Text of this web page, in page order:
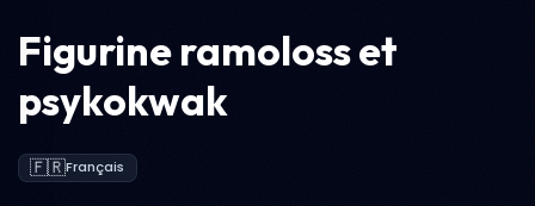
Figurine ramoloss et
psykokwak
🇫🇷Français